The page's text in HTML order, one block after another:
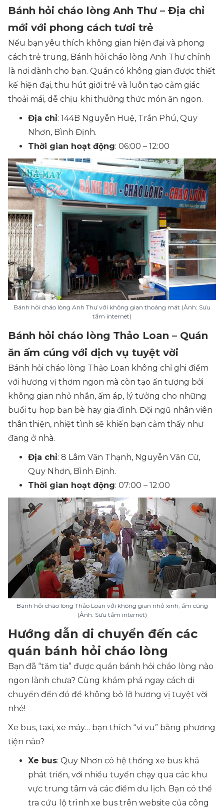
Bánh hỏi cháo lòng Anh Thư – Địa chỉ
mới với phong cách tươi trẻ
Nếu bạn yêu thích không gian hiện đại và phong
cách trẻ trung, Bánh hỏi cháo lòng Anh Thư chính
là nơi dành cho bạn. Quán có không gian được thiết
kế hiện đại, thu hút giới trẻ và luôn tạo cảm giác
thoải mái, dễ chịu khi thưởng thức món ăn ngon.
Địa chỉ: 144B Nguyễn Huệ, Trần Phú, Quy
Nhơn, Bình Định.
Thời gian hoạt động: 06:00 – 12:00
Bánh hỏi cháo lòng Anh Thư với không gian thoáng mát (Ảnh: Sưu
tầm internet)
Bánh hỏi cháo lòng Thảo Loan – Quán
ăn ấm cúng với dịch vụ tuyệt vời
Bánh hỏi cháo lòng Thảo Loan không chỉ ghi điểm
với hương vị thơm ngon mà còn tạo ấn tượng bởi
không gian nhỏ nhắn, ấm áp, lý tưởng cho những
buổi tụ họp bạn bè hay gia đình. Đội ngũ nhân viên
thân thiện, nhiệt tình sẽ khiến bạn cảm thấy như
đang ở nhà.
Địa chỉ: 8 Lâm Văn Thạnh, Nguyễn Văn Cừ,
Quy Nhơn, Bình Định.
Thời gian hoạt động: 07:00 – 12:00
Bánh hỏi cháo lòng Thảo Loan với không gian nhỏ xinh, ấm cúng
(Ảnh: Sưu tầm internet)
Hướng dẫn di chuyển đến các
quán bánh hỏi cháo lòng
Bạn đã “tăm tia” được quán bánh hỏi cháo lòng nào
ngon lành chưa? Cùng khám phá ngay cách di
chuyển đến đó để không bỏ lỡ hương vị tuyệt vời
nhé!
Xe bus, taxi, xe máy… bạn thích “vi vu” bằng phương
tiện nào?
Xe bus: Quy Nhơn có hệ thống xe bus khá
phát triển, với nhiều tuyến chạy qua các khu
vực trung tâm và các điểm du lịch. Bạn có thể
tra cứu lộ trình xe bus trên website của công